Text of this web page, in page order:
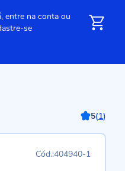
entre na conta ou
se
5(1)
404940-1